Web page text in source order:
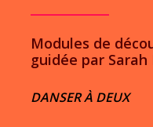
Modules de
guidée par Sarah
DANSER À DEUX